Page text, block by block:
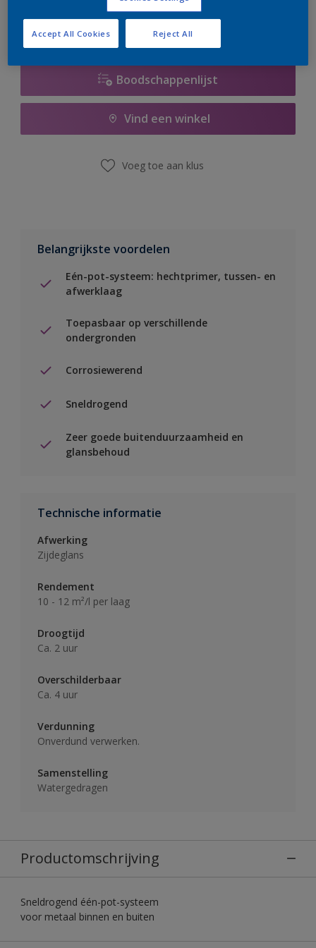
Boodschappenlijst
Vind een winkel
Voeg toe aan klus
Belangrijkste voordelen
Eén-pot-systeem: hechtprimer, tussen- en
afwerklaag
Toepasbaar op verschillende
ondergronden
Corrosiewerend
Sneldrogend
Zeer goede buitenduurzaamheid en
glansbehoud
Technische informatie
Afwerking
Zijdeglans
Rendement
10 - 12 m²/l per laag
Droogtijd
Ca. 2 uur
Overschilderbaar
Ca. 4 uur
Verdunning
Onverdund verwerken.
Samenstelling
Watergedragen
Productomschrijving
Sneldrogend één-pot-systeem
voor metaal binnen en buiten
Reject All
Accept All Cookies